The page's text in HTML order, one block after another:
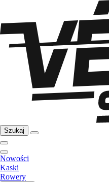
Szukaj
Nowości
Kaski
Rowery